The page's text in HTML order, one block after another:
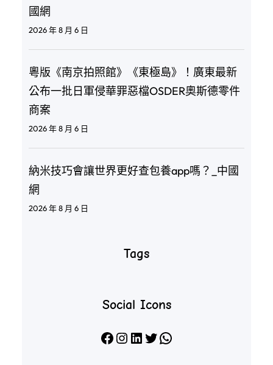
國網
2026 年 8 月 6 日
粵版《南京拍照館》《東極島》！廣東最新
公布一批日軍侵華罪惡檔OSDER奧斯德零件
商案
2026 年 8 月 6 日
納米技巧會讓世界更好查包養app嗎？_中國
網
2026 年 8 月 6 日
Tags
Social Icons
Facebook Instagram LinkedIn X WhatsApp